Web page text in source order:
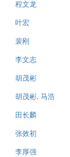
程文龙
叶宏
裴刚
李文志
胡茂彬
胡茂彬, 马浩
田长麟
张效初
李厚强